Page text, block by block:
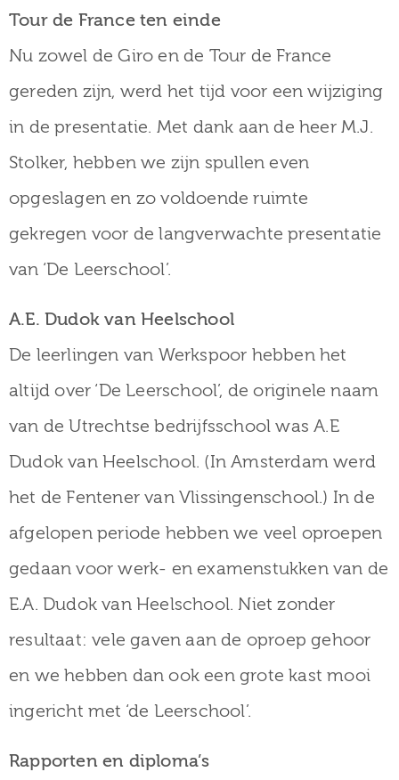
Tour de France ten einde
Nu zowel de Giro en de Tour de France
gereden zijn, werd het tijd voor een wijziging
in de presentatie. Met dank aan de heer M.J.
Stolker, hebben we zijn spullen even
opgeslagen en zo voldoende ruimte
gekregen voor de langverwachte presentatie
van ‘De Leerschool’.
A.E. Dudok van Heelschool
De leerlingen van Werkspoor hebben het
altijd over ‘De Leerschool’, de originele naam
van de Utrechtse bedrijfsschool was A.E
Dudok van Heelschool. (In Amsterdam werd
het de Fentener van Vlissingenschool.) In de
afgelopen periode hebben we veel oproepen
gedaan voor werk- en examenstukken van de
E.A. Dudok van Heelschool. Niet zonder
resultaat: vele gaven aan de oproep gehoor
en we hebben dan ook een grote kast mooi
ingericht met ‘de Leerschool’.
Rapporten en diploma’s